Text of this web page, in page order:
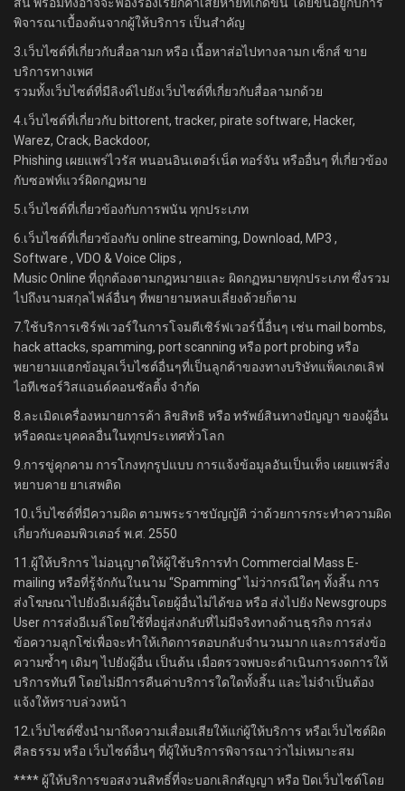
พิจารณาเบื้องต้นจากผู้ให้บริการ เป็นสำคัญ
3.เว็บไซต์ที่เกี่ยวกับสื่อลามก หรือ เนื้อหาส่อไปทางลามก เซ็กส์ ขาย
บริการทางเพศ
รวมทั้งเว็บไซต์ที่มีลิงค์ไปยังเว็บไซต์ที่เกี่ยวกับสื่อลามกด้วย
4.เว็บไซต์ที่เกี่ยวกับ bittorent, tracker, pirate software, Hacker,
Warez, Crack, Backdoor,
Phishing เผยแพร่ไวรัส หนอนอินเตอร์เน็ต ทอร์จัน หรืออื่นๆ ที่เกี่ยวข้อง
กับซอฟท์แวร์ผิดกฏหมาย
5.เว็บไซต์ที่เกี่ยวข้องกับการพนัน ทุกประเภท
6.เว็บไซต์ที่เกี่ยวข้องกับ online streaming, Download, MP3 ,
Software , VDO & Voice Clips ,
Music Online ที่ถูกต้องตามกฎหมายและ ผิดกฏหมายทุกประเภท ซึ่งรวม
ไปถึงนามสกุลไฟล์อื่นๆ ที่พยายามหลบเลี่ยงด้วยก็ตาม
7.ใช้บริการเซิร์ฟเวอร์ในการโจมตีเซิร์ฟเวอร์นี้อื่นๆ เช่น mail bombs,
hack attacks, spamming, port scanning หรือ port probing หรือ
พยายามแฮกข้อมูลเว็บไซต์อื่นๆที่เป็นลูกค้าของทางบริษัทแพ็คเกตเลิฟ
ไอทีเซอร์วิสแอนด์คอนซัลติ้ง จำกัด
8.ละเมิดเครื่องหมายการค้า ลิขสิทธิ หรือ ทรัพย์สินทางปัญญา ของผู้อื่น
หรือคณะบุคคลอื่นในทุกประเทศทั่วโลก
9.การขู่คุกคาม การโกงทุกรูปแบบ การแจ้งข้อมูลอันเป็นเท็จ เผยแพร่สิ่ง
หยาบคาย ยาเสพติด
10.เว็บไซต์ที่มีความผิด ตามพระราชบัญญัติ ว่าด้วยการกระทำความผิด
เกี่ยวกับคอมพิวเตอร์ พ.ศ. 2550
11.ผู้ให้บริการ ไม่อนุญาตให้ผู้ใช้บริการทำ Commercial Mass E-
mailing หรือที่รู้จักกันในนาม “Spamming” ไม่ว่ากรณีใดๆ ทั้งสิ้น การ
ส่งโฆษณาไปยังอีเมล์ผู้อื่นโดยผู้อื่นไม่ได้ขอ หรือ ส่งไปยัง Newsgroups
User การส่งอีเมล์โดยใช้ที่อยู่ส่งกลับที่ไม่มีจริงทางด้านธุรกิจ การส่ง
ข้อความลูกโซ่เพื่อจะทำให้เกิดการตอบกลับจำนวนมาก และการส่งข้อ
ความซ้ำๆ เดิมๆ ไปยังผู้อื่น เป็นต้น เมื่อตรวจพบจะดำเนินการงดการให้
บริการทันที โดยไม่มีการคืนค่าบริการใดใดทั้งสิ้น และไม่จำเป็นต้อง
แจ้งให้ทราบล่วงหน้า
12.เว็บไซต์ซึ่งนำมาถึงความเสื่อมเสียให้แก่ผู้ให้บริการ หรือเว็บไซต์ผิด
ศีลธรรม หรือ เว็บไซต์อื่นๆ ที่ผู้ให้บริการพิจารณาว่าไม่เหมาะสม
**** ผู้ให้บริการขอสงวนสิทธิ์ที่จะบอกเลิกสัญญา หรือ ปิดเว็บไซต์โดย